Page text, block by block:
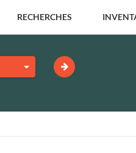
RECHERCHES